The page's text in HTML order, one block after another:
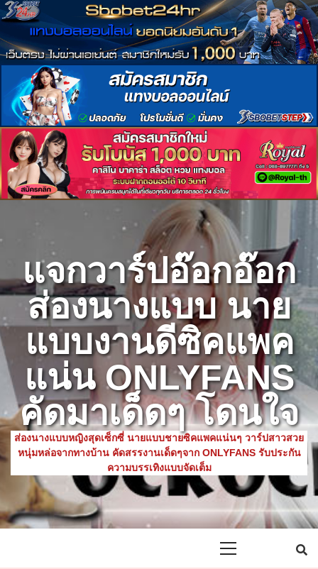
content
แจกวาร์ปอ๊อกอ๊อก
ส่องนางแบบ นาย
แบบงานดีซิคแพค
แน่น ONLYFANS
คัดมาเด็ดๆ โดนใจ
ส่องนางแบบหญิงสุดเซ็กซี่ นายแบบชายซิคแพคแน่นๆ วาร์ปสาวสวย
หนุ่มหล่อจากทางบ้าน คัดสรรงานเด็ดๆจาก ONLYFANS รับประกัน
ความบรรเทิงแบบจัดเต็ม